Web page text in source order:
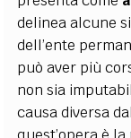
delinea alcune
dell’ente
può aver più
non sia
causa diversa